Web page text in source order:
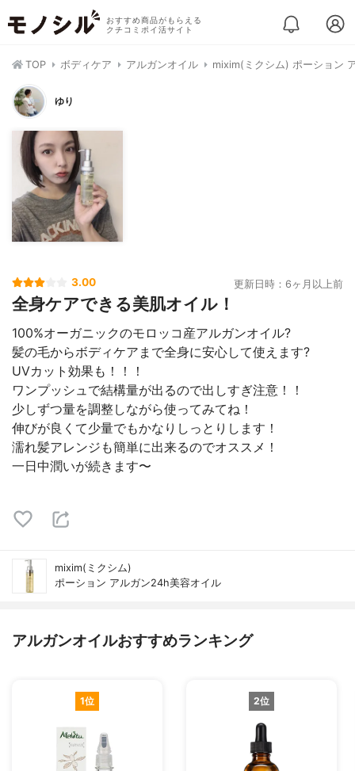
おすすめ商品がもらえる
クチコミポイ活サイト
TOP ボディケア アルガンオイル mixim(ミクシム) ポーション
ゆり
3.00 更新日時：6ヶ月以上前
全身ケアできる美肌オイル！
100%オーガニックのモロッコ産アルガンオイル?
髪の毛からボディケアまで全身に安心して使えます?
UVカット効果も！！！
ワンプッシュで結構量が出るので出しすぎ注意！！
少しずつ量を調整しながら使ってみてね！
伸びが良くて少量でもかなりしっとりします！
濡れ髪アレンジも簡単に出来るのでオススメ！
一日中潤いが続きます〜
mixim(ミクシム)
ポーション アルガン24h美容オイル
アルガンオイルおすすめランキング
1位 2位